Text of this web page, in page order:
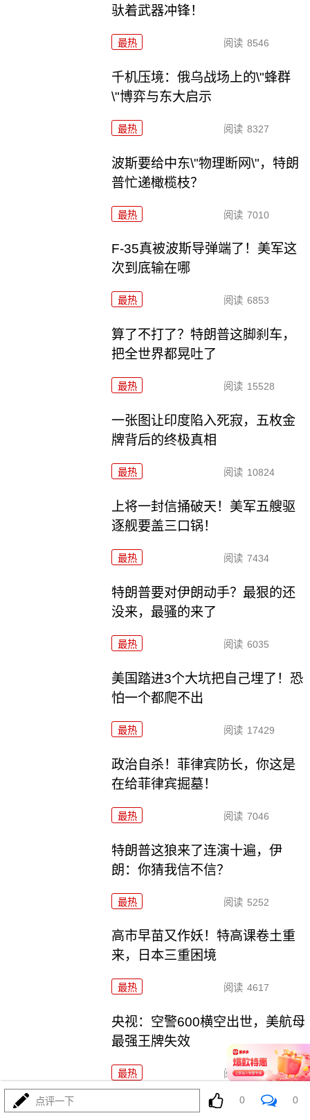
驮着武器冲锋！
最热 阅读 8546
千机压境：俄乌战场上的\"蜂群
\"博弈与东大启示
最热 阅读 8327
波斯要给中东\"物理断网\"，特朗
普忙递橄榄枝？
最热 阅读 7010
F-35真被波斯导弹端了！美军这
次到底输在哪
最热 阅读 6853
算了不打了？特朗普这脚刹车，
把全世界都晃吐了
最热 阅读 15528
一张图让印度陷入死寂，五枚金
牌背后的终极真相
最热 阅读 10824
上将一封信捅破天！美军五艘驱
逐舰要盖三口锅！
最热 阅读 7434
特朗普要对伊朗动手？最狠的还
没来，最骚的来了
最热 阅读 6035
美国踏进3个大坑把自己埋了！恐
怕一个都爬不出
最热 阅读 17429
政治自杀！菲律宾防长，你这是
在给菲律宾掘墓！
最热 阅读 7046
特朗普这狼来了连演十遍，伊
朗：你猜我信不信？
最热 阅读 5252
高市早苗又作妖！特高课卷土重
来，日本三重困境
最热 阅读 4617
央视：空警600横空出世，美航母
最强王牌失效
最热 阅读 23633
美利坚资源收割局：特朗普为何
点评一下 0 0